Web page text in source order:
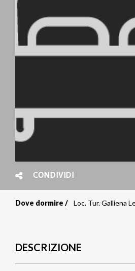
CONDIVIDI
pane
Dove dormire Loc. Tur. Galliena
DESCRIZIONE